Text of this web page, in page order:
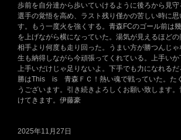
歩前を自分達から歩いていけるように後ろから見
選手の覚悟を高め、ラスト残り僅かの苦しい時に思
す。もう一度火を強くする。青森FCのゴール前は
を上げながら横になっていた。湯気が見えるほどの
相手より何度も走り回った。うまい方が勝つんじ
生も納得しながら今頑張ってくれている。上手いか
上手いだけじゃ足りないよ。下手でも力になれる
勝はThis is 青森ＦＣ！熱い魂で戦っていた。た
うございます。引き続きよろしくお願い致します
けてきます。伊藤豪
2025年11月27日